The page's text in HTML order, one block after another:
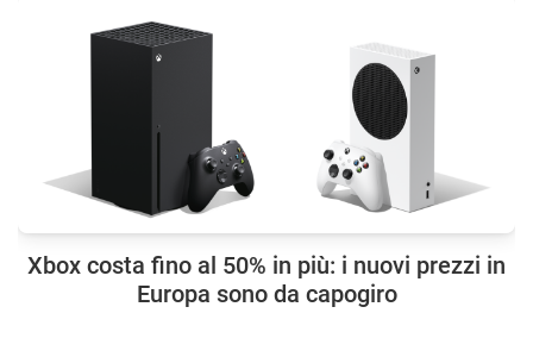
Xbox costa fino al 50% in più: i nuovi prezzi in
Europa sono da capogiro